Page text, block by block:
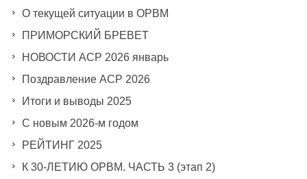
О текущей ситуации в ОРВМ
ПРИМОРСКИЙ БРЕВЕТ
НОВОСТИ АСР 2026 январь
Поздравление АСР 2026
Итоги и выводы 2025
С новым 2026-м годом
РЕЙТИНГ 2025
К 30-ЛЕТИЮ ОРВМ. ЧАСТЬ 3 (этап 2)